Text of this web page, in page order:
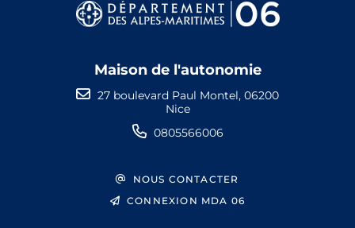
Maison de l'autonomie
27 boulevard Paul Montel, 06200
Nice
0805566006
NOUS CONTACTER
CONNEXION MDA 06